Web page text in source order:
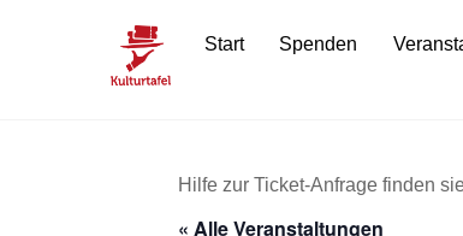
Start Spenden
Hilfe zur Ticket-Anfrage finden
« Alle Veranstaltungen